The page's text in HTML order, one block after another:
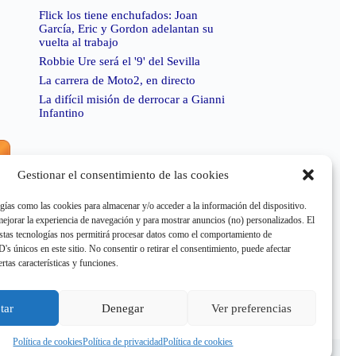
Gestionar el consentimiento de las cookies
como las cookies para almacenar y/o acceder a la información del dispositivo.
la experiencia de navegación y para mostrar anuncios (no) personalizados. El
tecnologías nos permitirá procesar datos como el comportamiento de
únicos en este sitio. No consentir o retirar el consentimiento, puede afectar
características y funciones.
Denegar Ver preferencias
Política de cookiesPolítica de privacidadPolítica de cookies
Flick los tiene enchufados: Joan
García, Eric y Gordon adelantan su
vuelta al trabajo
Robbie Ure será el '9' del Sevilla
La carrera de Moto2, en directo
La difícil misión de derrocar a Gianni
Infantino
de RSS:Retrieved unsupported status code
Aviso Legal